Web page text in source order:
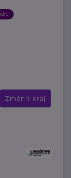
Změnit kraj